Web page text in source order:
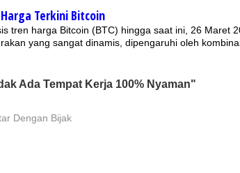
Terkini Bitcoin
tren harga Bitcoin (BTC) hingga saat ini, 26 Maret
yang sangat dinamis, dipengaruhi oleh
Ada Tempat Kerja 100% Nyaman"
Dengan Bijak